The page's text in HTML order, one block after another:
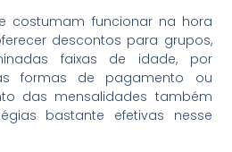
costumam funcionar na hora
descontos para grupos,
faixas de idade, por
formas de pagamento ou
das mensalidades também
bastante efetivas nesse